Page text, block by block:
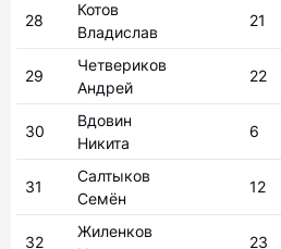
28
Котов
Владислав
21
29
Четвериков
Андрей
22
30
Вдовин
Никита
6
31
Салтыков
Семён
12
32
Жиленков
23